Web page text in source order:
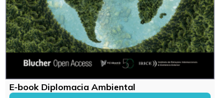
E-book Diplomacia Ambiental